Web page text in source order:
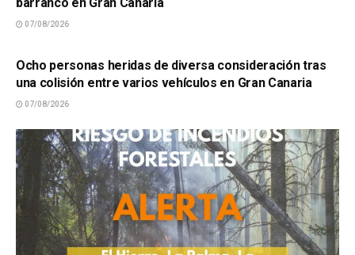
07/08/2026
Ocho personas heridas de diversa consideración tras
una colisión entre varios vehículos en Gran Canaria
07/08/2026